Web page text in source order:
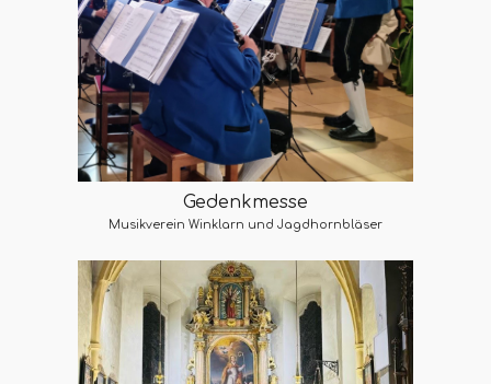
Gedenkmesse
Musikverein Winklarn und Jagdhornbläser